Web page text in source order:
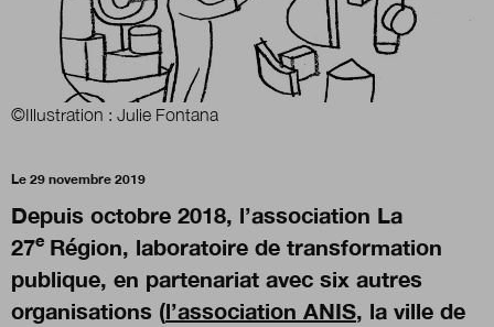
Nous contacter
Newsletter
de la transformation publique.
©Illustration : Julie Fontana
Le 29 novembre 2019
Depuis octobre 2018, l’association La
27e Région, laboratoire de transformation
publique, en partenariat avec six autres
organisations (l’association ANIS, la ville de